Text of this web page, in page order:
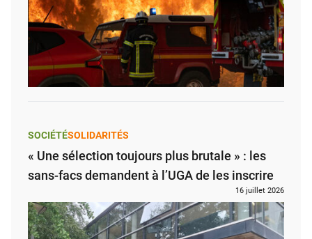
SOCIÉTÉSOLIDARITÉS
« Une sélection toujours plus brutale » : les
sans-facs demandent à l’UGA de les inscrire
16 juillet 2026